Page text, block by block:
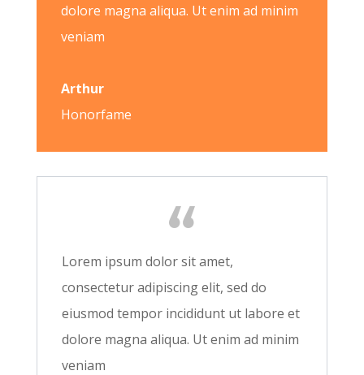
dolore magna aliqua. Ut enim ad minim
veniam
Arthur
Honorfame
Lorem ipsum dolor sit amet,
consectetur adipiscing elit, sed do
eiusmod tempor incididunt ut labore et
dolore magna aliqua. Ut enim ad minim
veniam